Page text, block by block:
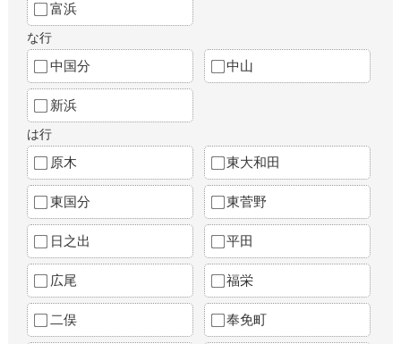
富浜
な行
中国分 中山
新浜
は行
原木 東大和田
東国分 東菅野
日之出 平田
広尾 福栄
二俣 奉免町